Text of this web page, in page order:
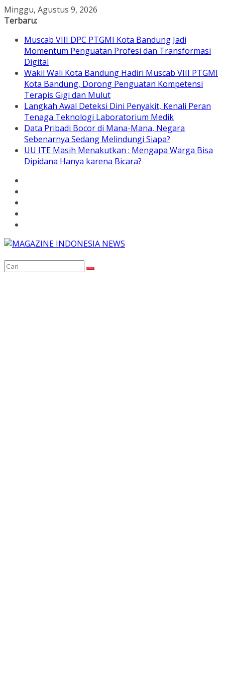
Skip
to
Minggu, Agustus 9, 2026
Terbaru:
Muscab VIII DPC PTGMI Kota Bandung Jadi
Momentum Penguatan Profesi dan Transformasi
Digital
Wakil Wali Kota Bandung Hadiri Muscab VIII PTGMI
Kota Bandung, Dorong Penguatan Kompetensi
Terapis Gigi dan Mulut
Langkah Awal Deteksi Dini Penyakit, Kenali Peran
Tenaga Teknologi Laboratorium Medik
Data Pribadi Bocor di Mana-Mana, Negara
Sebenarnya Sedang Melindungi Siapa?
UU ITE Masih Menakutkan : Mengapa Warga Bisa
Dipidana Hanya karena Bicara?